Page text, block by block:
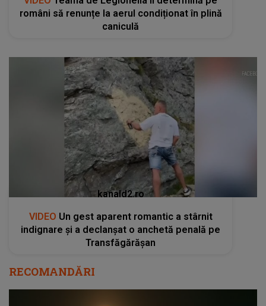
români să renunțe la aerul condiționat în plină
caniculă
kanald2.ro
VIDEO Un gest aparent romantic a stârnit
indignare și a declanșat o anchetă penală pe
Transfăgărășan
RECOMANDĂRI